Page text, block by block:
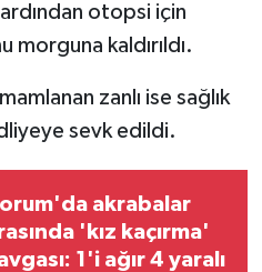
otopsi için
morguna kaldırıldı.
zanlı ise sağlık
sevk edildi.
akrabalar
'kız kaçırma'
1'i ağır 4 yaralı